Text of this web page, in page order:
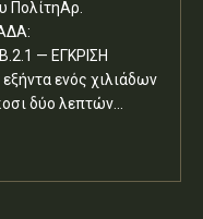
ΠολίτηΑρ.
— ΕΓΚΡΙΣΗ
ενός χιλιάδων
δύο λεπτών...